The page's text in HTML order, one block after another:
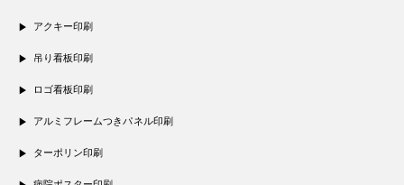
アクキー印刷
吊り看板印刷
ロゴ看板印刷
アルミフレームつきパネル印刷
ターポリン印刷